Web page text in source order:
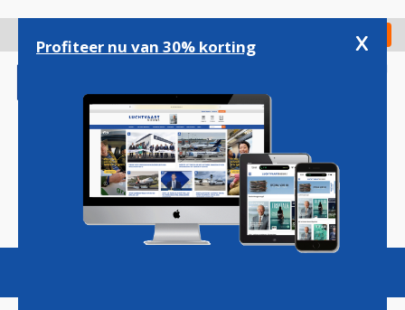
gaan
Check in
Magazine Podcasts Vacatures
Profiteer nu van 30% korting x